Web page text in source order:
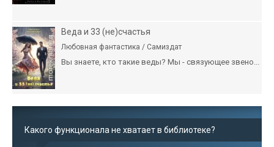
Веда и 33 (не)счастья
Любовная фантастика / Самиздат
Вы знаете, кто такие веды? Мы - связующее звено...
Какого функционала не хватает в библиотеке?